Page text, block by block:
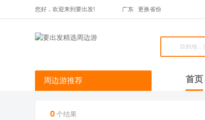
您好，欢迎来到要出发! 广东 更换省份
周边游推荐 首页
0个结果